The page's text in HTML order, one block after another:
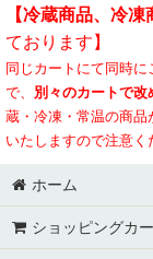
お試し五島うどん
送料無料セット
贈り物・ギフト
まとめ買い・ご家
【冷蔵商品、冷
ております】
同じカートにて同時
で、 別々のカートで改
蔵・冷凍・常温の商品
いたしますので注意く
ホーム
ショッピングカ